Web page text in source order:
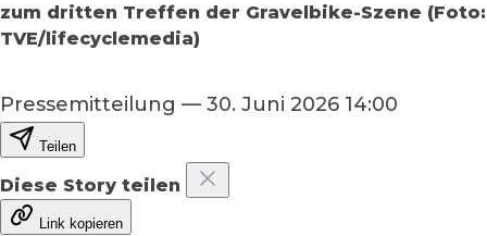
zum dritten Treffen der Gravelbike-Szene (Foto:
TVE/lifecyclemedia)
Pressemitteilung — 30. Juni 2026 14:00
Teilen
Diese Story teilen
Link kopieren